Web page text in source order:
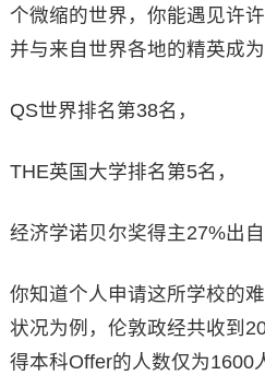
个微缩的世界，你能遇见许
并与来自世界各地的精英成为
QS世界排名第38名，
THE英国大学排名第5名，
经济学诺贝尔奖得主27%出自
你知道个人申请这所学校的
状况为例，伦敦政经共收到
得本科Offer的人数仅为1600